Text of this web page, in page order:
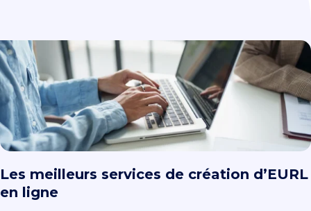
Les meilleurs services de création d’EURL
en ligne